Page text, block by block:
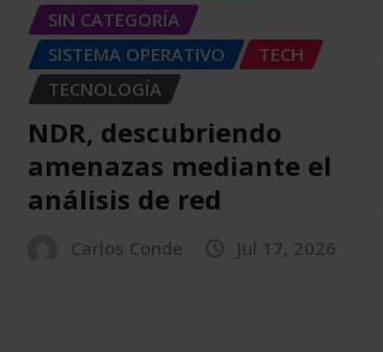
SIN CATEGORÍA
SISTEMA OPERATIVO
TECH
TECNOLOGÍA
NDR, descubriendo
amenazas mediante el
análisis de red
Carlos Conde Jul 17, 2026